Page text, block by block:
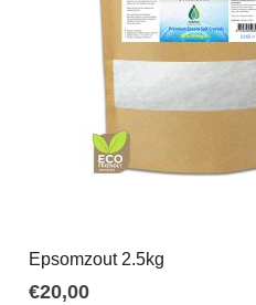
Epsomzout 2.5kg
€20,00